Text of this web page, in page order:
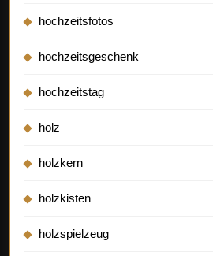
hochzeitsfotos
hochzeitsgeschenk
hochzeitstag
holz
holzkern
holzkisten
holzspielzeug